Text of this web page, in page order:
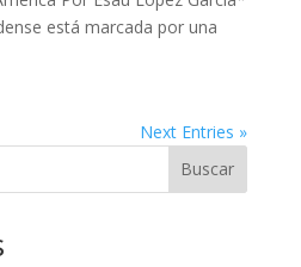
está marcada por una
Next Entries »
Buscar